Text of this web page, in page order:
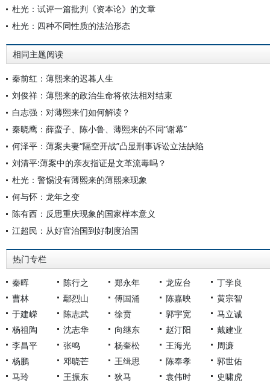
杜光：试评一篇批判《资本论》的文章
杜光：四种不同性质的法治形态
相同主题阅读
秦前红：薄熙来的迟暮人生
刘俊祥：薄熙来的政治生命将依法相对结束
白志强：对薄熙来们如何解读？
秦晓鹰：薛蛮子、陈小鲁、薄熙来的不同“谢幕”
何泽平：薄案夫妻“隔空开战”凸显刑事诉讼立法缺陷
刘清平:薄案中的亲友指证是文革流毒吗？
杜光：警惕没有薄熙来的薄熙来现象
何与怀：龙年之变
陈有西：反思重庆现象的国家样本意义
江超民：从好官治国到好制度治国
热门专栏
秦晖 陈行之 郑永年 龙应台
丁学良
曹林
鄢烈山 傅国涌 陈嘉映
黄宗智
于建嵘
陈志武 徐贲 郭宇宽
马立诚
杨祖陶
沈志华 向继东 赵汀阳
戴建业
李昌平
张鸣 杨奎松 王海光
周濂
杨鹏
邓晓芒 王缉思 陈奉孝
郭世佑
马玲
王振东 狄马 袁伟时 史啸虎